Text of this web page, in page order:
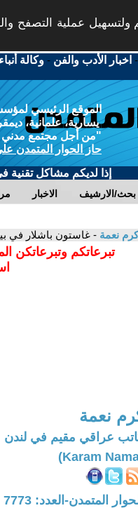
عملية التصفح
- اخبار الأدب والفن -وكالة
الموقع الرئيسي
يسارية، علمانية،
"من أجل مجتمع مدني
حاز الحوار المتمدن
إذا لديكم مشاكل تقنية
الاخبار بحث/الارشيف
كرم نعمة - غاستون باشلار في
تبرعاتكم وتبرعاتكن
نعمة
عراقي مقيم في لندن
المتمدن-العدد: 7773 - 2023 / 10 / 23 - 15:31